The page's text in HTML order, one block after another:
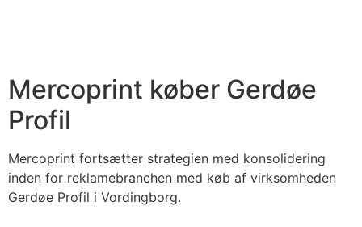
Mercoprint køber Gerdøe
Profil
Mercoprint fortsætter strategien med konsolidering
inden for reklamebranchen med køb af virksomheden
Gerdøe Profil i Vordingborg.